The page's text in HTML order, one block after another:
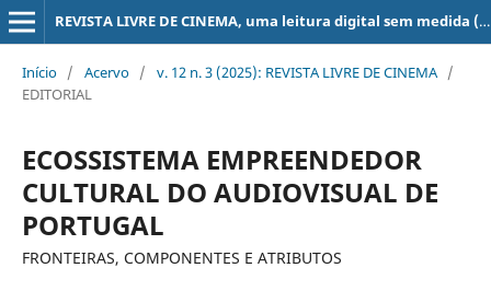
REVISTA LIVRE DE CINEMA, uma leitura digital sem medida (super 8, 16, 35, 70 mm, ...)
Início / Acervo / v. 12 n. 3 (2025): REVISTA LIVRE DE CINEMA /
EDITORIAL
ECOSSISTEMA EMPREENDEDOR
CULTURAL DO AUDIOVISUAL DE
PORTUGAL
FRONTEIRAS, COMPONENTES E ATRIBUTOS